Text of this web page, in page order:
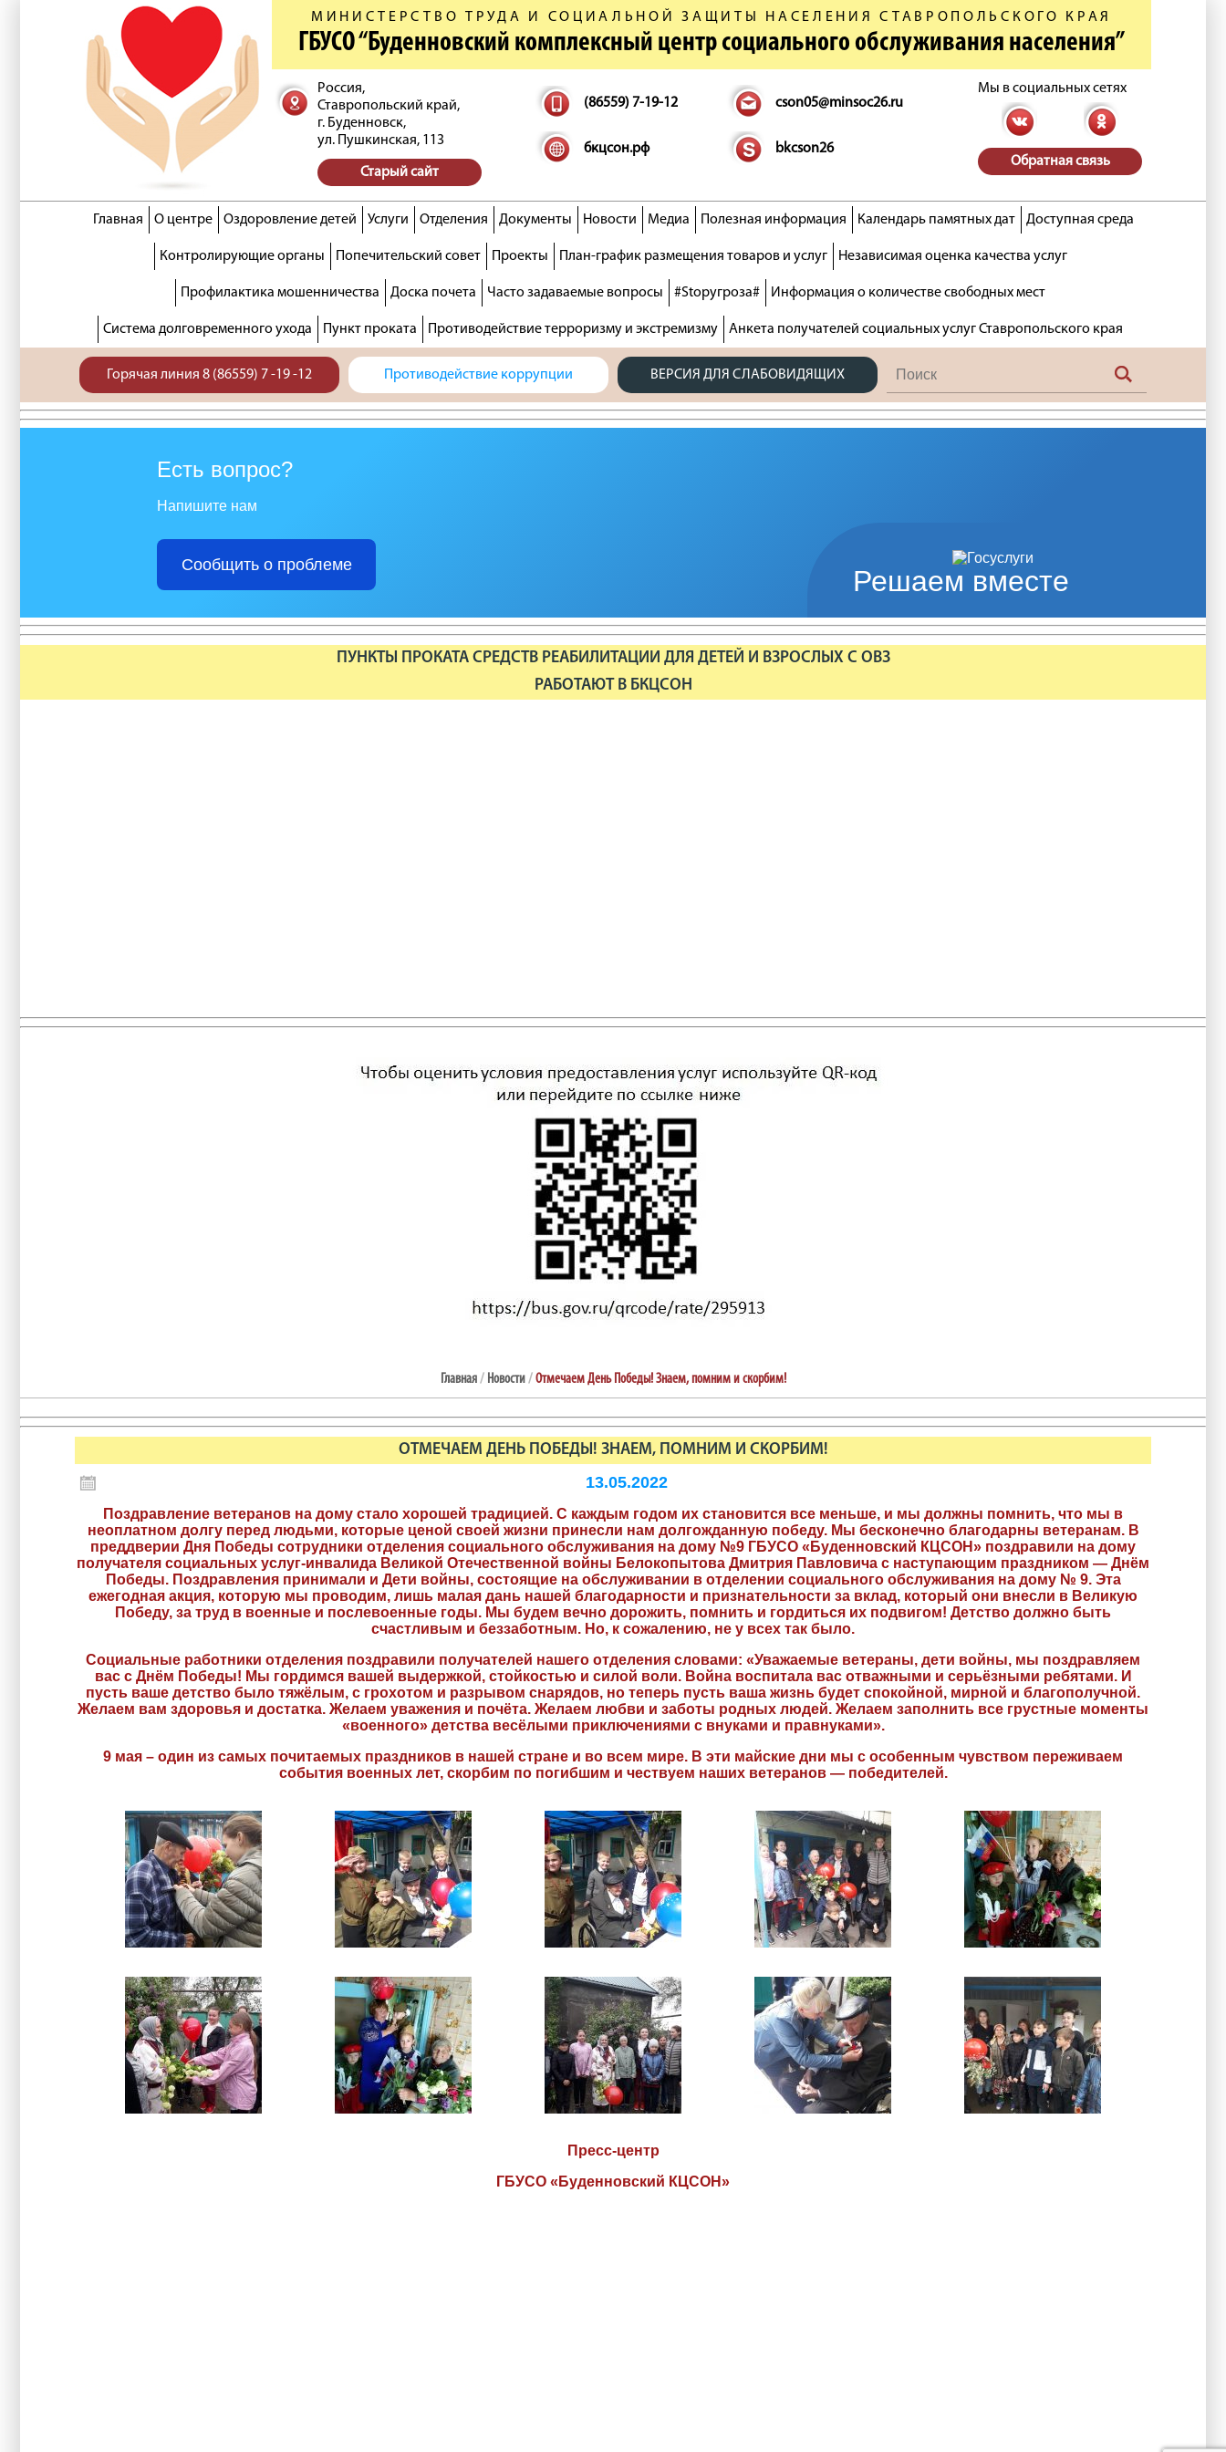
МИНИСТЕРСТВО ТРУДА И СОЦИАЛЬНОЙ ЗАЩИТЫ НАСЕЛЕНИЯ СТАВРОПОЛЬСКОГО КРАЯ
ГБУСО “Буденновский комплексный центр социального обслуживания населения”
Россия,
Ставропольский край,
г. Буденновск,
ул. Пушкинская, 113
Старый сайт
(86559) 7-19-12 cson05@minsoc26.ru
бкцсон.рф bkcson26
Мы в социальных сетях
Обратная связь
Главная О центре Оздоровление детей Услуги Отделения Документы Новости Медиа Полезная информация Календарь памятных дат Доступная среда
Контролирующие органы Попечительский совет Проекты План-график размещения товаров и услуг Независимая оценка качества услуг
Профилактика мошенничества Доска почета Часто задаваемые вопросы #Stopугроза# Информация о количестве свободных мест
Система долговременного ухода Пункт проката Противодействие терроризму и экстремизму Анкета получателей социальных услуг Ставропольского края
Горячая линия 8 (86559) 7 -19 -12 Противодействие коррупции ВЕРСИЯ ДЛЯ СЛАБОВИДЯЩИХ
Решаем вместе
Есть вопрос?
Напишите нам
Сообщить о проблеме
ПУНКТЫ ПРОКАТА СРЕДСТВ РЕАБИЛИТАЦИИ ДЛЯ ДЕТЕЙ И ВЗРОСЛЫХ С ОВЗ
РАБОТАЮТ В БКЦСОН
Главная / Новости / Отмечаем День Победы! Знаем, помним и скорбим!
ОТМЕЧАЕМ ДЕНЬ ПОБЕДЫ! ЗНАЕМ, ПОМНИМ И СКОРБИМ!
13.05.2022
Поздравление ветеранов на дому стало хорошей традицией. С каждым годом их становится все меньше, и мы должны помнить, что мы в
неоплатном долгу перед людьми, которые ценой своей жизни принесли нам долгожданную победу. Мы бесконечно благодарны ветеранам. В
преддверии Дня Победы сотрудники отделения социального обслуживания на дому №9 ГБУСО «Буденновский КЦСОН» поздравили на дому
получателя социальных услуг-инвалида Великой Отечественной войны Белокопытова Дмитрия Павловича с наступающим праздником — Днём
Победы. Поздравления принимали и Дети войны, состоящие на обслуживании в отделении социального обслуживания на дому № 9. Эта
ежегодная акция, которую мы проводим, лишь малая дань нашей благодарности и признательности за вклад, который они внесли в Великую
Победу, за труд в военные и послевоенные годы. Мы будем вечно дорожить, помнить и гордиться их подвигом! Детство должно быть
счастливым и беззаботным. Но, к сожалению, не у всех так было.
Социальные работники отделения поздравили получателей нашего отделения словами: «Уважаемые ветераны, дети войны, мы поздравляем
вас с Днём Победы! Мы гордимся вашей выдержкой, стойкостью и силой воли. Война воспитала вас отважными и серьёзными ребятами. И
пусть ваше детство было тяжёлым, с грохотом и разрывом снарядов, но теперь пусть ваша жизнь будет спокойной, мирной и благополучной.
Желаем вам здоровья и достатка. Желаем уважения и почёта. Желаем любви и заботы родных людей. Желаем заполнить все грустные моменты
«военного» детства весёлыми приключениями с внуками и правнуками».
9 мая – один из самых почитаемых праздников в нашей стране и во всем мире. В эти майские дни мы с особенным чувством переживаем
события военных лет, скорбим по погибшим и чествуем наших ветеранов — победителей.
Пресс-центр
ГБУСО «Буденновский КЦСОН»